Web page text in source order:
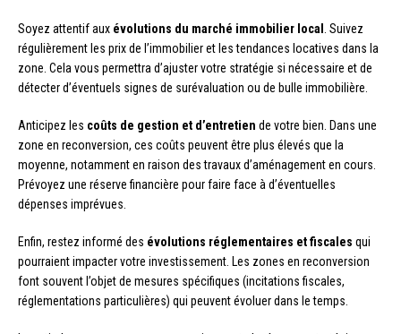
Soyez attentif aux évolutions du marché immobilier local
. Suivez
régulièrement les prix de l’immobilier et les tendances locatives dans la
zone. Cela vous permettra d’ajuster votre stratégie si nécessaire et de
détecter d’éventuels signes de surévaluation ou de bulle immobilière.
Anticipez les coûts de gestion et d’entretien de votre bien. Dans une
zone en reconversion, ces coûts peuvent être plus élevés que la
moyenne, notamment en raison des travaux d’aménagement en cours.
Prévoyez une réserve financière pour faire face à d’éventuelles
dépenses imprévues.
Enfin, restez informé des évolutions réglementaires et fiscales qui
pourraient impacter votre investissement. Les zones en reconversion
font souvent l’objet de mesures spécifiques (incitations fiscales,
réglementations particulières) qui peuvent évoluer dans le temps.